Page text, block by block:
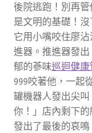
後院逃跑！別再
是文明的基礎！
它用小嘴咬住廖
進器。推進器發
郁的蔘味巡迴健
999咬著他，一起
罐機器人發出尖
你！」店內剩下的
發出了最後的哀